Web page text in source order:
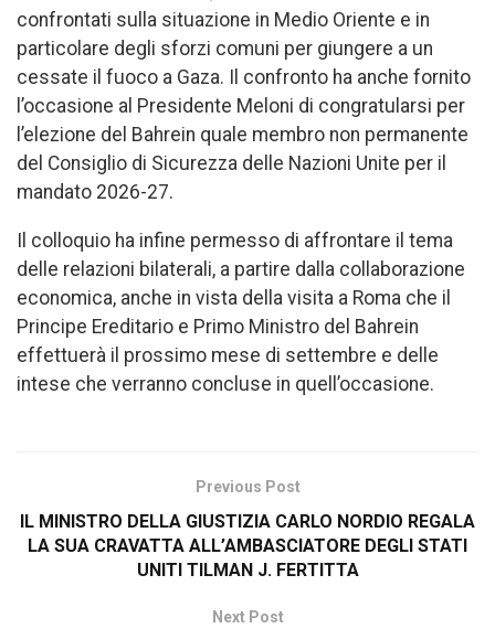
confrontati sulla situazione in Medio Oriente e in
particolare degli sforzi comuni per giungere a un
cessate il fuoco a Gaza. Il confronto ha anche fornito
l’occasione al Presidente Meloni di congratularsi per
l’elezione del Bahrein quale membro non permanente
del Consiglio di Sicurezza delle Nazioni Unite per il
mandato 2026-27.
Il colloquio ha infine permesso di affrontare il tema
delle relazioni bilaterali, a partire dalla collaborazione
economica, anche in vista della visita a Roma che il
Principe Ereditario e Primo Ministro del Bahrein
effettuerà il prossimo mese di settembre e delle
intese che verranno concluse in quell’occasione.
Previous Post
IL MINISTRO DELLA GIUSTIZIA CARLO NORDIO REGALA
LA SUA CRAVATTA ALL’AMBASCIATORE DEGLI STATI
UNITI TILMAN J. FERTITTA
Next Post